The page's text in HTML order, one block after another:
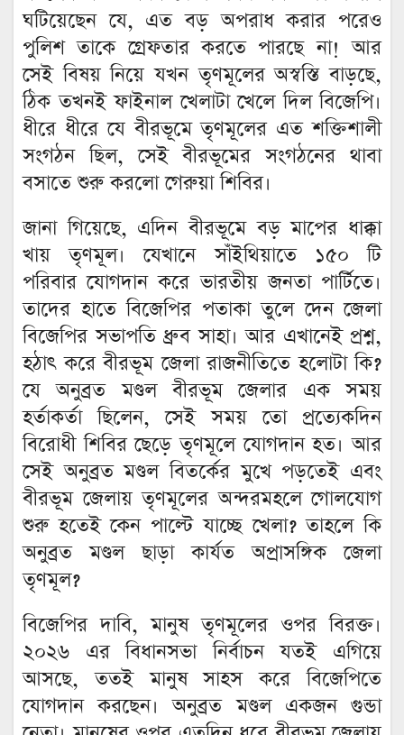
ঘটিয়েছেন যে, এত বড় অপরাধ করার পরেও
পুলিশ তাকে গ্রেফতার করতে পারছে না! আর
সেই বিষয় নিয়ে যখন তৃণমূলের অস্বস্তি বাড়ছে,
ঠিক তখনই ফাইনাল খেলাটা খেলে দিল বিজেপি।
ধীরে ধীরে যে বীরভূমে তৃণমূলের এত শক্তিশালী
সংগঠন ছিল, সেই বীরভূমের সংগঠনের থাবা
বসাতে শুরু করলো গেরুয়া শিবির।
জানা গিয়েছে, এদিন বীরভূমে বড় মাপের ধাক্কা
খায় তৃণমূল। যেখানে সাঁইথিয়াতে ১৫০ টি
পরিবার যোগদান করে ভারতীয় জনতা পার্টিতে।
তাদের হাতে বিজেপির পতাকা তুলে দেন জেলা
বিজেপির সভাপতি ধ্রুব সাহা। আর এখানেই প্রশ্ন,
হঠাৎ করে বীরভূম জেলা রাজনীতিতে হলোটা কি?
যে অনুব্রত মণ্ডল বীরভূম জেলার এক সময়
হর্তাকর্তা ছিলেন, সেই সময় তো প্রত্যেকদিন
বিরোধী শিবির ছেড়ে তৃণমূলে যোগদান হত। আর
সেই অনুব্রত মণ্ডল বিতর্কের মুখে পড়তেই এবং
বীরভূম জেলায় তৃণমূলের অন্দরমহলে গোলযোগ
শুরু হতেই কেন পাল্টে যাচ্ছে খেলা? তাহলে কি
অনুব্রত মণ্ডল ছাড়া কার্যত অপ্রাসঙ্গিক জেলা
তৃণমূল?
বিজেপির দাবি, মানুষ তৃণমূলের ওপর বিরক্ত।
২০২৬ এর বিধানসভা নির্বাচন যতই এগিয়ে
আসছে, ততই মানুষ সাহস করে বিজেপিতে
যোগদান করছেন। অনুব্রত মণ্ডল একজন গুন্ডা